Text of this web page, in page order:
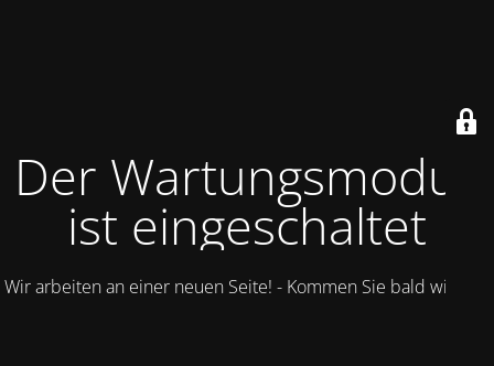
Der Wartungsmodus
ist eingeschaltet
Wir arbeiten an einer neuen Seite! - Kommen Sie bald wieder.